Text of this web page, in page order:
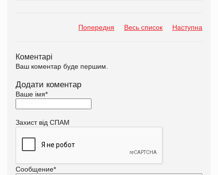
Попередня Весь список Наступна
Коментарі
Ваш коментар буде першим.
Додати коментар
Ваше імя*
Захист від СПАМ
Сообщение*